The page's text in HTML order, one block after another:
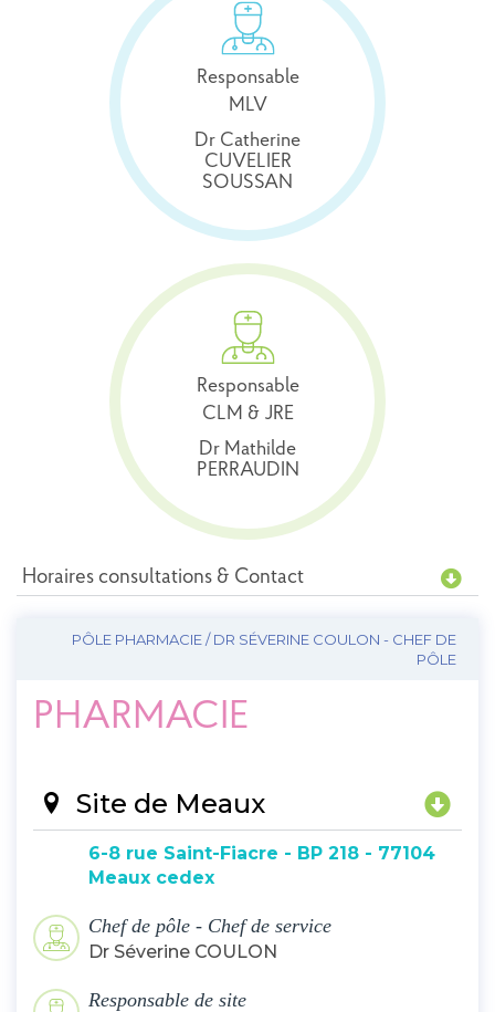
Responsable
MLV
Dr Catherine
CUVELIER
SOUSSAN
Responsable
CLM & JRE
Dr Mathilde
PERRAUDIN
Horaires consultations & Contact
PÔLE PHARMACIE / DR SÉVERINE COULON - CHEF DE
PÔLE
PHARMACIE
Site de Meaux
6-8 rue Saint-Fiacre - BP 218 - 77104
Meaux cedex
Chef de pôle - Chef de service
Dr Séverine COULON
Responsable de site